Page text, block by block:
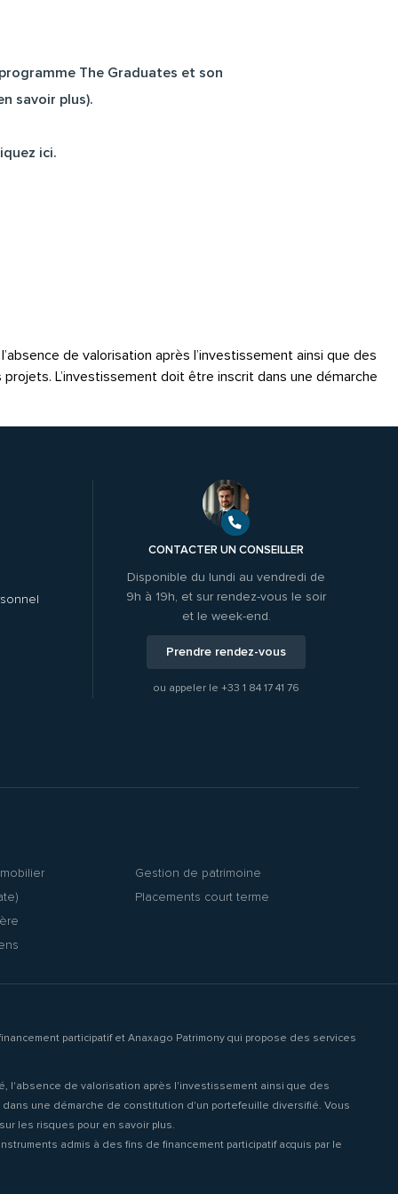
The Graduates et son
savoir plus).
ici.
de valorisation après l’investissement ainsi que des
L’investissement doit être inscrit dans une démarche
CONTACTER UN CONSEILLER
Disponible du lundi au vendredi de
9h à 19h, et sur rendez-vous le soir
et le week-end.
Prendre rendez-vous
ou appeler le +33 1 84 17 41 76
Gestion de patrimoine
Placements court terme
participatif et Anaxago Patrimony qui propose des services
l'absence de valorisation après l'investissement ainsi que des
une démarche de constitution d'un portefeuille diversifié. Vous
les risques pour en savoir plus.
admis à des fins de financement participatif acquis par le